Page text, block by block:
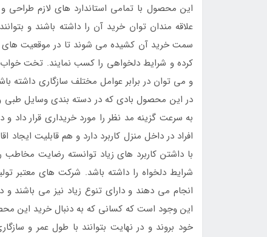
این محصول با تمامی استاندارد های لازم
علاقه مندان توان خرید آن را داشته باشند و
سمت خرید آن کشیده می شوند تا در موقعیت های
کرده و شرایط دلخواهی را کسب نمایند. تخت خواب
و می توان در برابر عوامل مختلف سازگاری داشته
در این محصول بادی که در دسته بندی وسایل طبی
به سرعت گزینه مد نظر را مورد خریداری قرار داد
افراد در داخل منزل کاربرد دارد و هم قابلیت
با داشتن کاربرد های زیاد توانسته رضایت
شرایط دلخواه را داشته باشد. شرکت های معتبر
انجام می دهند و دارای تنوع زیاد نیز می باشند
این وجود است که کسانی که به دنبال خرید این
خود بروند و در نهایت بتوانند با طول عمر و